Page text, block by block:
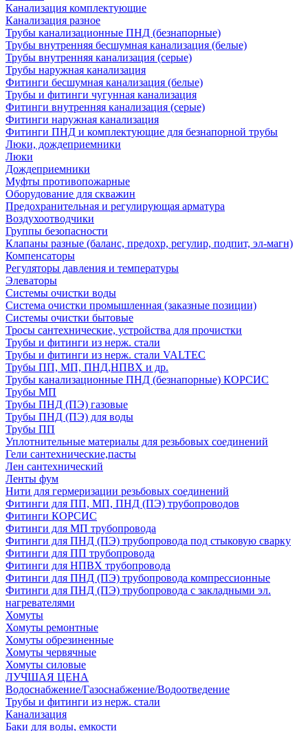
Канализация комплектующие
Канализация разное
Трубы канализационные ПНД (безнапорные)
Трубы внутренняя бесшумная канализация (белые)
Трубы внутренняя канализация (серые)
Трубы наружная канализация
Фитинги бесшумная канализация (белые)
Трубы и фитинги чугунная канализация
Фитинги внутренняя канализация (серые)
Фитинги наружная канализация
Фитинги ПНД и комплектующие для безнапорной трубы
Люки, дождеприемники
Люки
Дождеприемники
Муфты противопожарные
Оборудование для скважин
Предохранительная и регулирующая арматура
Воздухоотводчики
Группы безопасности
Клапаны разные (баланс, предохр, регулир, подпит, эл-магн)
Компенсаторы
Регуляторы давления и температуры
Элеваторы
Системы очистки воды
Система очистки промышленная (заказные позиции)
Системы очистки бытовые
Тросы сантехнические, устройства для прочистки
Трубы и фитинги из нерж. стали
Трубы и фитинги из нерж. стали VALTEC
Трубы ПП, МП, ПНД,НПВХ и др.
Трубы канализационные ПНД (безнапорные) КОРСИС
Трубы МП
Трубы ПНД (ПЭ) газовые
Трубы ПНД (ПЭ) для воды
Трубы ПП
Уплотнительные материалы для резьбовых соединений
Гели сантехнические,пасты
Лен сантехнический
Ленты фум
Нити для гермеризации резьбовых соединений
Фитинги для ПП, МП, ПНД (ПЭ) трубопроводов
Фитинги КОРСИС
Фитинги для МП трубопровода
Фитинги для ПНД (ПЭ) трубопровода под стыковую сварку
Фитинги для ПП трубопровода
Фитинги для НПВХ трубопровода
Фитинги для ПНД (ПЭ) трубопровода компрессионные
Фитинги для ПНД (ПЭ) трубопровода с закладными эл.
нагревателями
Хомуты
Хомуты ремонтные
Хомуты обрезиненные
Хомуты червячные
Хомуты силовые
ЛУЧШАЯ ЦЕНА
Водоснабжение/Газоснабжение/Водоотведение
Трубы и фитинги из нерж. стали
Канализация
Баки для воды, емкости